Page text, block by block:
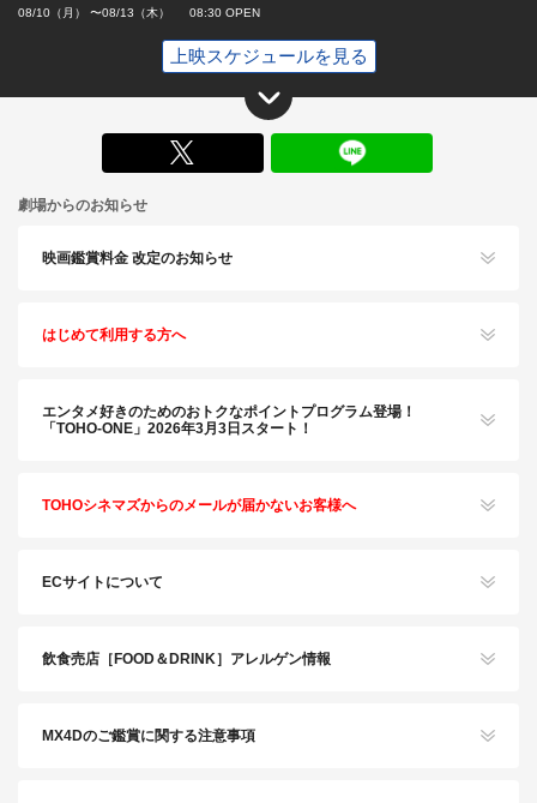
08/10（月） 〜08/13（木） 08:30 OPEN
上映スケジュールを見る
劇場からのお知らせ
映画鑑賞料金 改定のお知らせ
はじめて利用する方へ
エンタメ好きのためのおトクなポイントプログラム登場！
「TOHO-ONE」2026年3月3日スタート！
TOHOシネマズからのメールが届かないお客様へ
ECサイトについて
飲食売店［FOOD＆DRINK］アレルゲン情報
MX4Dのご鑑賞に関する注意事項